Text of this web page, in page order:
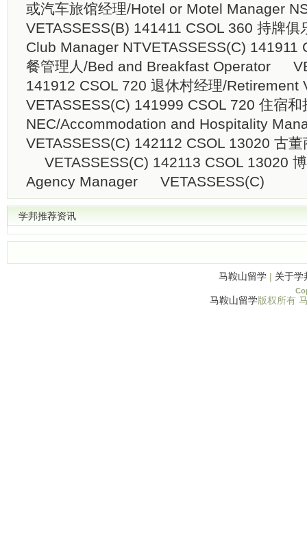
或汽车旅馆经理/Hotel or Motel Manager
VETASSESS(B) 141411 CSOL 360 持牌
Club Manager NT​ VETASSESS(C) 141911
餐管理人/Bed and Breakfast Operator
141912 CSOL 720 退休村经理/
VETASSESS(C) 141999 CSOL 720 住宿和
NEC/Accommodation and Hospitality
VETASSESS(C) 142112 CSOL 13020 古
VETASSESS(C) 142113 CSOL 13020
Agency Manager VETASSESS(C)
学邦推荐资讯
马鞍山留学 | 关于学
马鞍山留学版权所有